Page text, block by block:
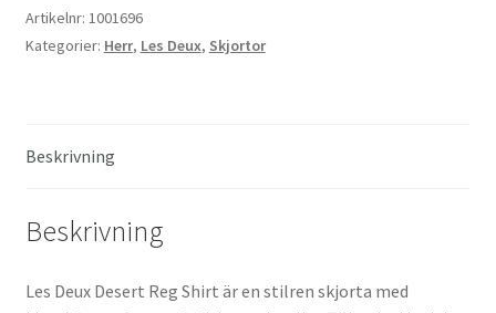
Shirt
mängd
Artikelnr: 1001696
Kategorier: Herr, Les Deux, Skjortor
Beskrivning
Beskrivning
Les Deux Desert Reg Shirt är en stilren skjorta med